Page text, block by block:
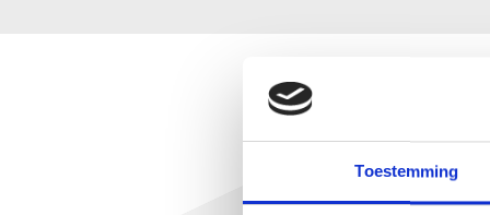
Toestemming
Wil je een duurzamere
maar zoek je verdieping?
Deze e-learning
Wat is de invloed van